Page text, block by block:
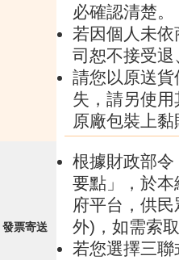
必確認清楚。
若因個人未
司恕不接受
請您以原送
失，請另使
原廠包裝上
發票寄送
根據財政部
要點」，於
府平台，供
外)，如需索
若您選擇三